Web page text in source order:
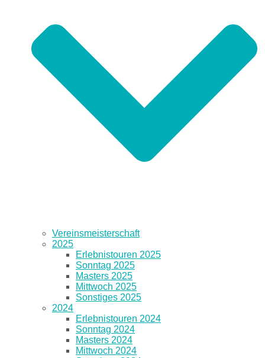
Vereinsmeisterschaft
2025
Erlebnistouren 2025
Sonntag 2025
Masters 2025
Mittwoch 2025
Sonstiges 2025
2024
Erlebnistouren 2024
Sonntag 2024
Masters 2024
Mittwoch 2024